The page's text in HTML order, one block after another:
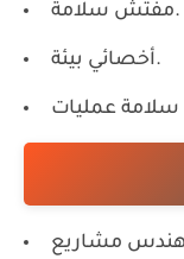
مفتش سلامة.
أخصائي بيئة.